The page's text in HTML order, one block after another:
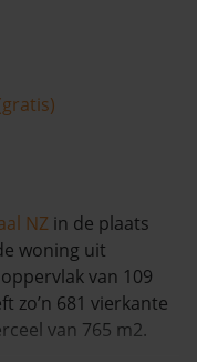
NZ in de plaats
woning uit
van 109
zo’n 681 vierkante
van 765 m2.